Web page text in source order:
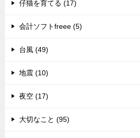
仔猫を育てる (17)
会計ソフトfreee (5)
台風 (49)
地震 (10)
夜空 (17)
大切なこと (95)